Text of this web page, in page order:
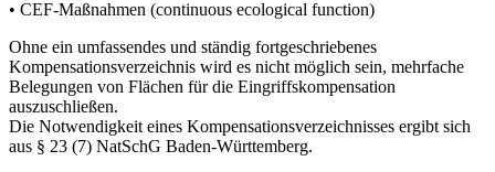
• CEF-Maßnahmen (continuous ecological function)
Ohne ein umfassendes und ständig fortgeschriebenes
Kompensationsverzeichnis wird es nicht möglich sein, mehrfache
Belegungen von Flächen für die Eingriffskompensation
auszuschließen.
Die Notwendigkeit eines Kompensationsverzeichnisses ergibt sich
aus § 23 (7) NatSchG Baden-Württemberg.